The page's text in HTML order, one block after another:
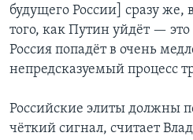
будущего России] сразу же,
того, как Путин уйдёт — это
Россия попадёт в очень
непредсказуемый процесс
Российские элиты должны
чёткий сигнал, считает